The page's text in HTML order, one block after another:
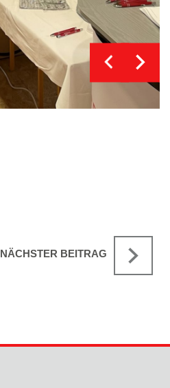
NÄCHSTER BEITRAG